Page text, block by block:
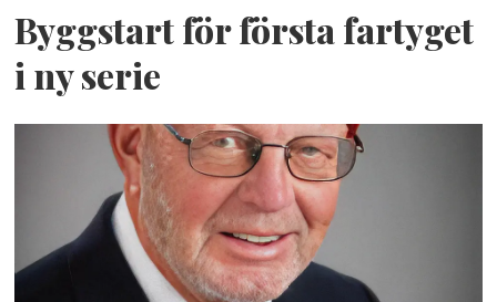
Byggstart för första fartyget
i ny serie